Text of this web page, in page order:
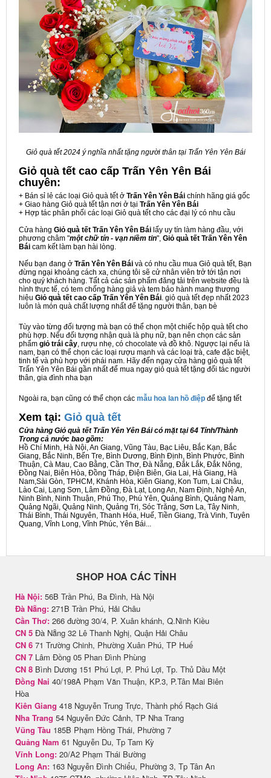
Giỏ quà tết 2024 ý nghĩa nhất tặng người thân tại Trấn Yên Yên Bái
Giỏ quà tết cao cấp Trấn Yên Yên Bái
chuyên:
+ Bán sỉ lẻ các loại Giỏ quà tết ở Trấn Yên Yên Bái chính hãng giá gốc
+ Giao hàng Giỏ quà tết tận nơi ở tại Trấn Yên Yên Bái
+ Hợp tác phân phối các loại Giỏ quà tết cho các đại lý có nhu cầu
Cửa hàng Giỏ quà tết Trấn Yên Yên Bái lấy uy tín làm hàng đầu, với
phương châm "một chữ tín - vạn niềm tin", Giỏ quà tết Trấn Yên Yên
Bái cam kết làm bạn hài lòng.
Nếu bạn đang ở Trấn Yên Yên Bái và có nhu cầu mua Giỏ quà tết, Bạn
đừng ngại khoảng cách xa, chúng tôi sẽ cử nhân viên trở tới tận nơi
cho quý khách hàng. Tất cả các sản phẩm đăng tải trên website đều là
hình thực tế, có tem chống hàng giả và tem bảo hành mang thương
hiệu Giỏ quà tết cao cấp Trấn Yên Yên Bái. giỏ quà tết đẹp nhất 2023
luôn là món quà chất lượng nhất để tặng người thân, bạn bè
Tùy vào từng đối tượng mà bạn có thể chọn một chiếc hộp quà tết cho
phù hợp. Nếu đối tượng nhận quà là phụ nữ, bạn nên chọn các sản
phẩm giỏ trái cây, rượu nhẹ, có chocolate và đồ khô. Ngược lại nếu là
nam, bạn có thể chọn các loại rượu mạnh và các loại trà, cafe đặc biệt,
tinh tế và phù hợp với phái nam. Hãy đến ngay cửa hàng giỏ quà tết
Trấn Yên Yên Bái gần nhất để mua ngay giỏ quà tết tặng đối tác người
thân, gia đình nha bạn
Ngoài ra, bạn cũng có thể chọn các mẫu hoa lan hồ điệp để tặng tết
Xem tại: Giỏ quà tết
Cửa hàng Giỏ quà tết Trấn Yên Yên Bái có mặt tại 64 Tỉnh/Thành
Trong cả nước bao gồm:
Hồ Chí Minh, Hà Nội, An Giang, Vũng Tàu, Bạc Liêu, Bắc Kạn, Bắc
Giang, Bắc Ninh, Bến Tre, Bình Dương, Bình Định, Bình Phước, Bình
Thuận, Cà Mau, Cao Bằng, Cần Thơ, Đà Nẵng, Đắk Lắk, Đắk Nông,
Đồng Nai, Biên Hòa, Đồng Tháp, Điện Biên, Gia Lai, Hà Giang, Hà
Nam,Sài Gòn, TPHCM, Khánh Hòa, Kiên Giang, Kon Tum, Lai Châu,
Lào Cai, Lạng Sơn, Lâm Đồng, Đà Lạt, Long An, Nam Định, Nghệ An,
Ninh Bình, Ninh Thuận, Phú Thọ, Phú Yên, Quảng Bình, Quảng Nam,
Quảng Ngãi, Quảng Ninh, Quảng Trị, Sóc Trăng, Sơn La, Tây Ninh,
Thái Bình, Thái Nguyên, Thanh Hóa, Huế, Tiền Giang, Trà Vinh, Tuyên
Quang, Vĩnh Long, Vĩnh Phúc, Yên Bái...
SHOP HOA CÁC TỈNH
Hà Nội: 56B Trần Phú, Ba Đình, Hà Nội
Đà Nẵng: 271B Trần Phú, Hải Châu
Cần Thơ: 266 đường 30/4, P. Xuân khánh, Q.Ninh Kiều
CN 5 Đà Nẵng 32 Lê Thanh Nghị, Quận Hải Châu
CN 6 71 Trường Chinh, Phường Xuân Phú, TP Huế
CN 7 Lâm Đồng 05 Phan Đình Phùng
CN 8 Bình Dương 151 Phú Lợi, P. Phú Lợi, Tp. Thủ Dầu Một
Đồng Nai 40/198A Phạm Văn Thuận, KP.3, P.Tân Mai Biên
Hòa
Kiên Giang 418 Nguyễn Trung Trực, Thành phố Rạch Giá
Nha Trang 54 Nguyễn Đức Cảnh, TP Nha Trang
Vũng Tàu 185B Phạm Hồng Thái, Phường 7
Quảng Nam 61 Nguyễn Du, Tp Tam Kỳ
Vĩnh Long: 20/A2 Phạm Thái Bường
Long An: 163 Nguyễn Đình Chiểu, Phường 3, Tp Tân An